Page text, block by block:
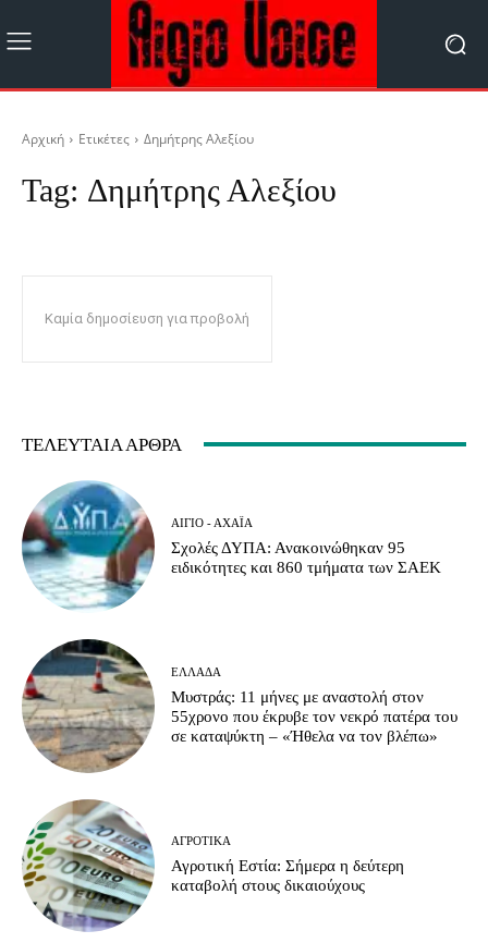
Αρχική Ετικέτες Δημήτρης Αλεξίου
Tag: Δημήτρης Αλεξίου
Καμία δημοσίευση για προβολή
ΤΕΛΕΥΤΑΊΑ ΆΡΘΡΑ
ΑΊΓΙΟ - ΑΧΑΪ́Α
Σχολές ΔΥΠΑ: Ανακοινώθηκαν 95
ειδικότητες και 860 τμήματα των ΣΑΕΚ
ΕΛΛΆΔΑ
Μυστράς: 11 μήνες με αναστολή στον
55χρονο που έκρυβε τον νεκρό πατέρα του
σε καταψύκτη – «Ήθελα να τον βλέπω»
ΑΓΡΟΤΙΚΆ
Αγροτική Εστία: Σήμερα η δεύτερη
καταβολή στους δικαιούχους